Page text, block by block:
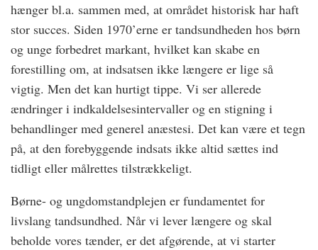
hænger bl.a. sammen med, at området historisk har haft
stor succes. Siden 1970’erne er tandsundheden hos børn
og unge forbedret markant, hvilket kan skabe en
forestilling om, at indsatsen ikke længere er lige så
vigtig. Men det kan hurtigt tippe. Vi ser allerede
ændringer i indkaldelsesintervaller og en stigning i
behandlinger med generel anæstesi. Det kan være et tegn
på, at den forebyggende indsats ikke altid sættes ind
tidligt eller målrettes tilstrækkeligt.
Børne- og ungdomstandplejen er fundamentet for
livslang tandsundhed. Når vi lever længere og skal
beholde vores tænder, er det afgørende, at vi starter